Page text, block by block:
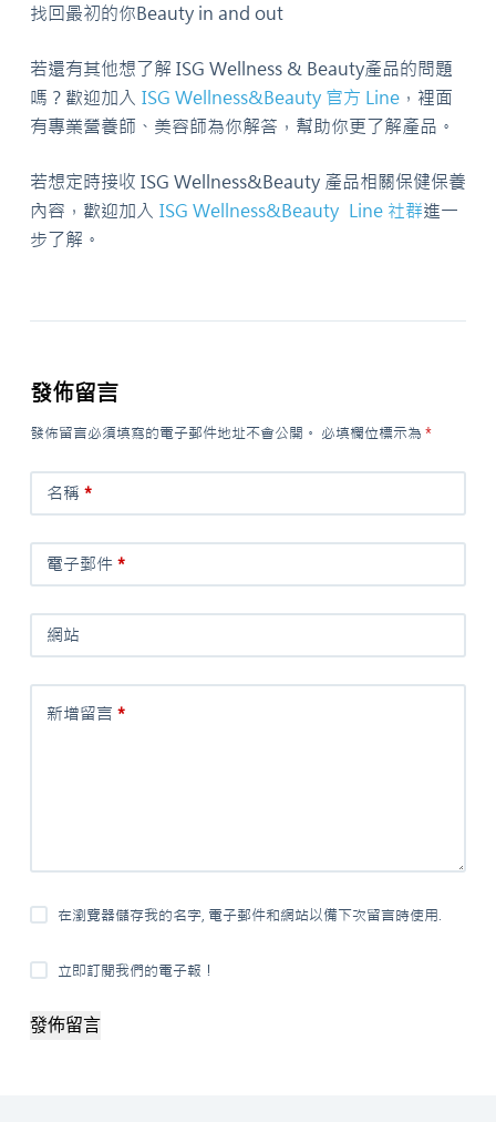
找回最初的你Beauty in and out
若還有其他想了解 ISG Wellness & Beauty產品的問題
嗎？歡迎加入 ISG Wellness&Beauty 官方 Line，裡面
有專業營養師、美容師為你解答，幫助你更了解產品。
若想定時接收 ISG Wellness&Beauty 產品相關保健保養
內容，歡迎加入 ISG Wellness&Beauty Line 社群進一
步了解。
發佈留言
發佈留言必須填寫的電子郵件地址不會公開。 必填欄位標示為 *
名稱 *
電子郵件*
網站
新增留言 *
在瀏覽器儲存我的名字, 電子郵件和網站以備下次留言時使用.
立即訂閱我們的電子報！
發佈留言